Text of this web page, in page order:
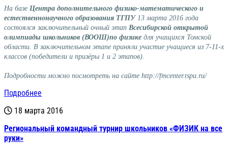
На базе Центра дополнительного физико-математического и
естественнонаучного образования ТГПУ13 марта 2016 года
состоялся заключительный очный этап Всесибирской открытой
олимпиады школьников (ВООШ)по физике для учащихся Томской
области. В заключительном этапе приняли участие учащиеся из 7-11-х
классов (победители и призёры 1 и 2 этапов).
Подробности можно посмотреть на сайте http://fmcenter.tspu.ru/
Подробнее
18 марта 2016
Региональный командный турнир школьников «ФИЗИК на все
руки»